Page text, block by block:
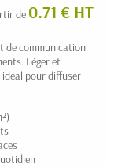
de 0.71 € HT
de communication
Léger et
idéal pour diffuser